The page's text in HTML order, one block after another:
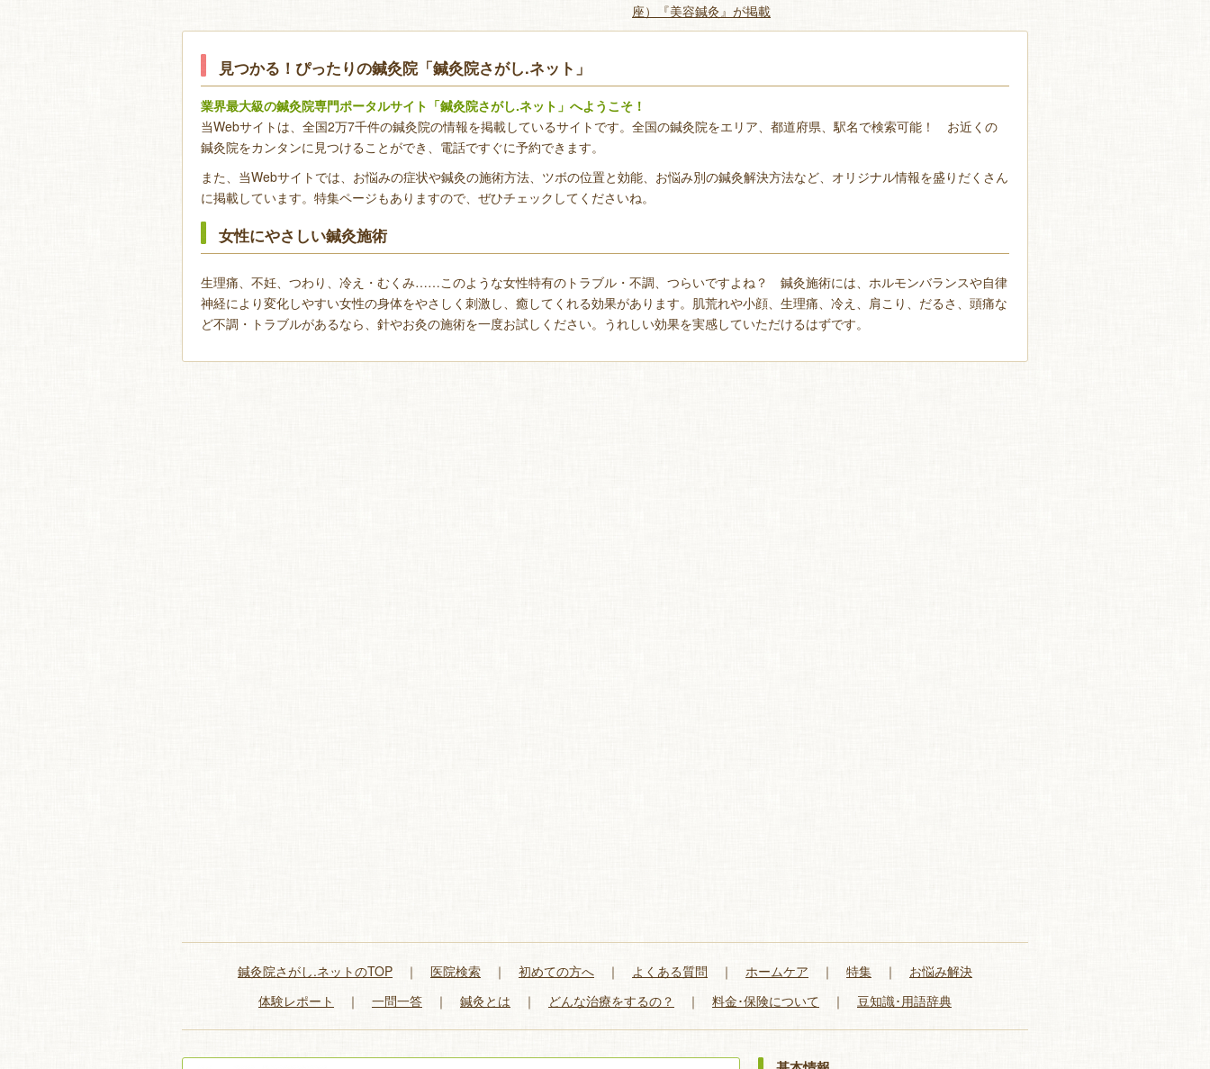
座）『美容鍼灸』が掲載
見つかる！ぴったりの鍼灸院「鍼灸院さがし.ネット」
業界最大級の鍼灸院専門ポータルサイト「鍼灸院さがし.ネット」へようこそ！
当Webサイトは、全国2万7千件の鍼灸院の情報を掲載しているサイトです。全国の鍼灸院をエリア、都道府県、駅名で検索可能！ お近くの
鍼灸院をカンタンに見つけることができ、電話ですぐに予約できます。
また、当Webサイトでは、お悩みの症状や鍼灸の施術方法、ツボの位置と効能、お悩み別の鍼灸解決方法など、オリジナル情報を盛りだくさん
に掲載しています。特集ページもありますので、ぜひチェックしてくださいね。
女性にやさしい鍼灸施術
生理痛、不妊、つわり、冷え・むくみ……このような女性特有のトラブル・不調、つらいですよね？ 鍼灸施術には、ホルモンバランスや自律
神経により変化しやすい女性の身体をやさしく刺激し、癒してくれる効果があります。肌荒れや小顔、生理痛、冷え、肩こり、だるさ、頭痛な
ど不調・トラブルがあるなら、針やお灸の施術を一度お試しください。うれしい効果を実感していただけるはずです。
鍼灸院さがし.ネットのTOP ｜ 医院検索 ｜ 初めての方へ ｜ よくある質問 ｜ ホームケア ｜ 特集 ｜ お悩み解決
体験レポート
｜ 一問一答 ｜ 鍼灸とは ｜ どんな治療をするの？ ｜ 料金･保険について ｜ 豆知識･用語辞典